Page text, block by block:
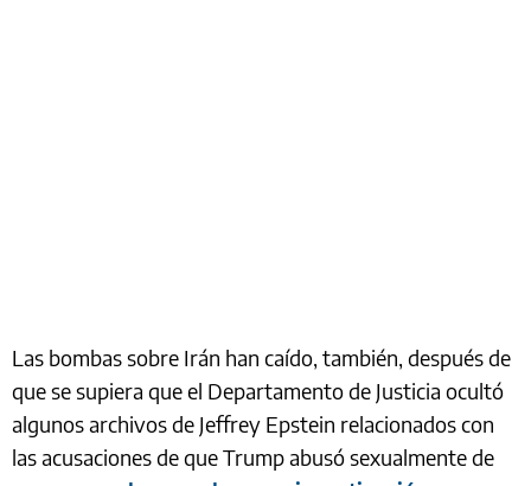
Las bombas sobre Irán han caído, también, después de
que se supiera que el Departamento de Justicia ocultó
algunos archivos de Jeffrey Epstein relacionados con
las acusaciones de que Trump abusó sexualmente de